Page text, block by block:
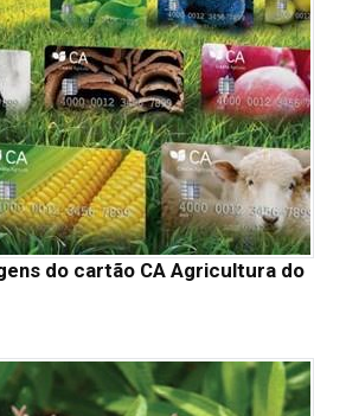
do cartão CA Agricultura do